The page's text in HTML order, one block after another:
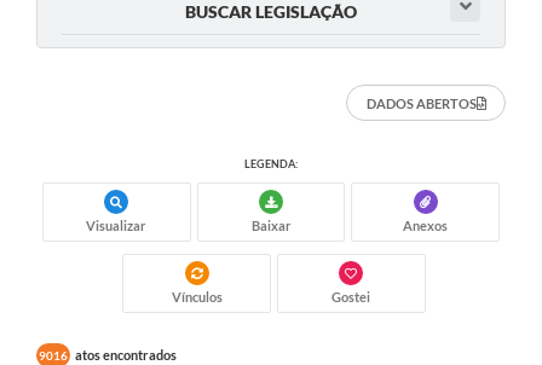
BUSCAR LEGISLAÇÃO
DADOS ABERTOS
LEGENDA:
Visualizar Baixar Anexos
Vínculos Gostei
9016 atos encontrados